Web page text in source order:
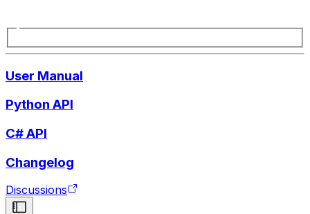
User Manual
Python API
C# API
Changelog
Discussions